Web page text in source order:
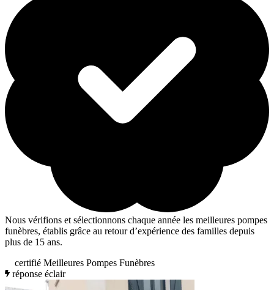
Nous vérifions et sélectionnons chaque année les meilleures pompes
funèbres, établis grâce au retour d’expérience des familles depuis
plus de 15 ans.
certifié Meilleures Pompes Funèbres
réponse éclair